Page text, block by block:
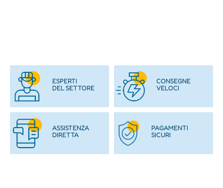
ESPERTI
DEL SETTORE
CONSEGNE
VELOCI
ASSISTENZA
DIRETTA
PAGAMENTI
SICURI